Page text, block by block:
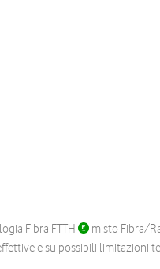
Fibra FTTH misto Fibra/
e su possibili limitazioni